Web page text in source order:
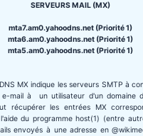
SERVEURS MAIL (MX)
mta7.am0.yahoodns.net (Priorité 1)
mta6.am0.yahoodns.net (Priorité 1)
mta5.am0.yahoodns.net (Priorité 1)
MX indique les serveurs SMTP à
mail à un utilisateur d'un domaine
récupérer les entrées MX
du programme host(1) (entre
envoyés à une adresse en